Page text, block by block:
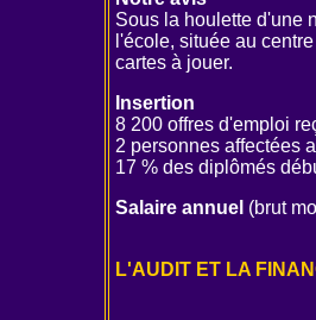
Sous la houlette d'une
l'école, située au
cartes à jouer.
Insertion
8 200 offres d'emploi
2 personnes affectées
17 % des diplômés
Salaire annuel (brut
L'AUDIT ET LA